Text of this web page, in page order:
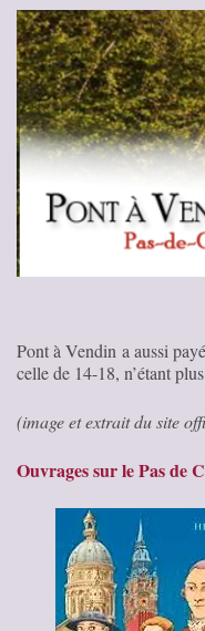
Pont à Vendin a aussi
celle de 14-18, n’étant
(image et extrait du site
Ouvrages sur le Pas de